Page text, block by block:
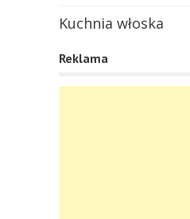
Kuchnia włoska
Reklama